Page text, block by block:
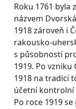
Roku 1761
názvem
1918 zároveň i
rakousko-
s působností
1919. Po
1918 na tradici
účetní kontrolní
Po roce 1919